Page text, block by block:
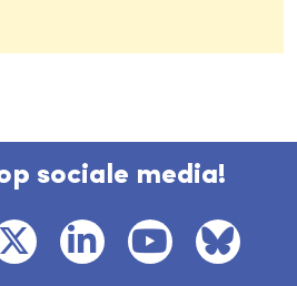
sociale media!